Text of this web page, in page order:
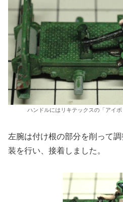
ハンドルにはリキテックスの「アイボ
左腕は付け根の部分を削って
装を行い、接着しました。